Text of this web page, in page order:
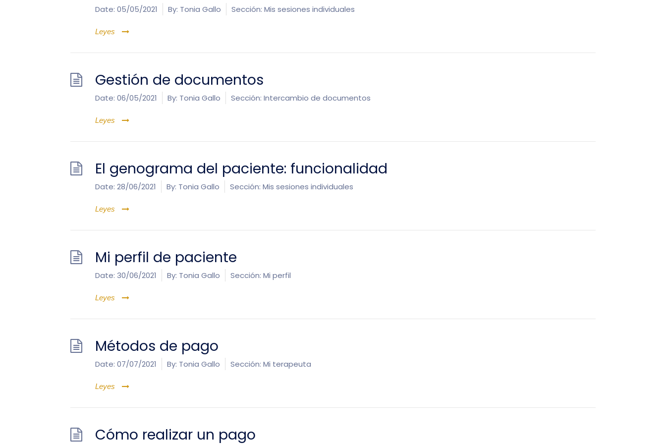
Date: 05/05/2021 By: Tonia Gallo Sección: Mis sesiones individuales
Leyes
Gestión de documentos
Date: 06/05/2021 By: Tonia Gallo Sección: Intercambio de documentos
Leyes
El genograma del paciente: funcionalidad
Date: 28/06/2021 By: Tonia Gallo Sección: Mis sesiones individuales
Leyes
Mi perfil de paciente
Date: 30/06/2021 By: Tonia Gallo Sección: Mi perfil
Leyes
Métodos de pago
Date: 07/07/2021 By: Tonia Gallo Sección: Mi terapeuta
Leyes
Cómo realizar un pago